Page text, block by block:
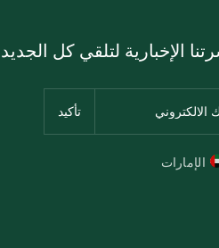
الإخبارية لتلقي كل
الإمارات